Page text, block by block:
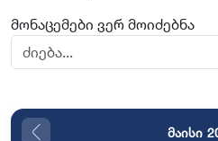
მონაცემები ვერ მოიძებნა
მაისი